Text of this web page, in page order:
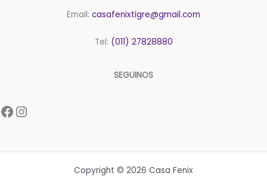
Email: casafenixtigre@gmail.com
Tel: (011) 27828880
SEGUINOS
Facebook
Instagram
Copyright © 2026 Casa Fenix